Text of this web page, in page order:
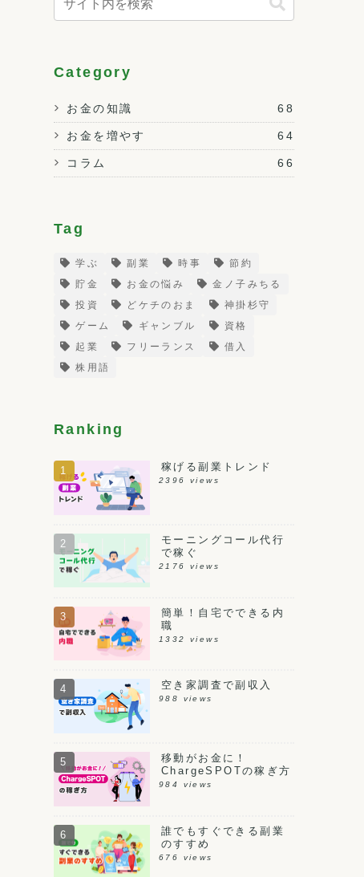
Category
お金の知識 68
お金を増やす 64
コラム 66
Tag
学ぶ 副業 時事
節約
貯金
お金の悩み
金ノ子みちる
投資
どケチのおま
神掛杉守
ゲーム
ギャンブル
資格
起業
フリーランス
借入
株用語
Ranking
稼げる副業トレンド
2396 views
モーニングコール代行
で稼ぐ
2176 views
簡単！自宅でできる内
職
1332 views
空き家調査で副収入
988 views
移動がお金に！
ChargeSPOTの稼ぎ方
984 views
誰でもすぐできる副業
のすすめ
676 views